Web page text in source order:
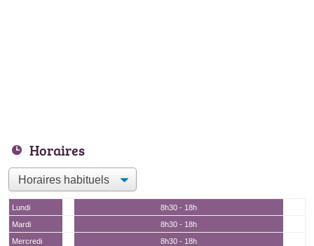
Horaires
Lundi
8h30 - 18h
Mardi
8h30 - 18h
Mercredi
8h30 - 18h